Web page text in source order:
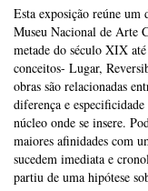
Esta exposição reúne
Museu Nacional de Arte
metade do século XIX
conceitos- Lugar,
obras são relacionadas
diferença e
núcleo onde se insere.
maiores afinidades com
sucedem imediata e
partiu de uma hipótese